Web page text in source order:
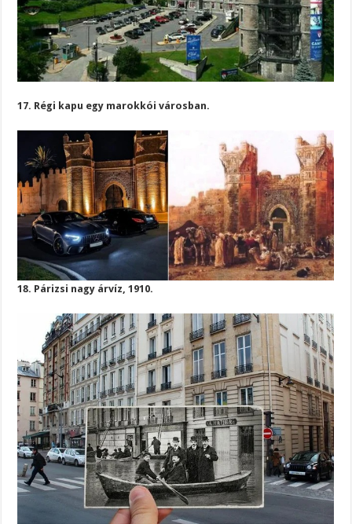
17. Régi kapu egy marokkói városban.
18. Párizsi nagy árvíz, 1910.